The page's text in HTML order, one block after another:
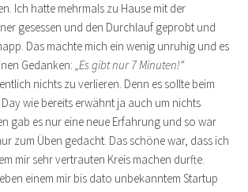
Ich hatte mehrmals zu Hause mit der
gesessen und den Durchlauf geprobt und
Das machte mich ein wenig unruhig und es
Gedanken:„Es gibt nur 7 Minuten!“
nichts zu verlieren. Denn es sollte beim
wie bereits erwähnt ja auch um nichts
gab es nur eine neue Erfahrung und so war
zum Üben gedacht. Das schöne war, dass ich
mir sehr vertrauten Kreis machen durfte.
einem mir bis dato unbekanntem Startup